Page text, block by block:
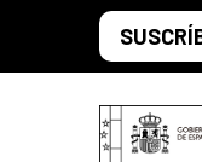
Saltar al contenido